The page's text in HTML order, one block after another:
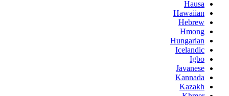
Hausa
Hawaiian
Hebrew
Hmong
Hungarian
Icelandic
Igbo
Javanese
Kannada
Kazakh